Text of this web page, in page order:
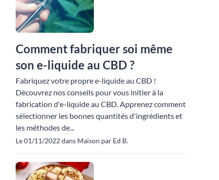
Comment fabriquer soi même
son e-liquide au CBD ?
Fabriquez votre propre e-liquide au CBD !
Découvrez nos conseils pour vous initier à la
fabrication d'e-liquide au CBD. Apprenez comment
sélectionner les bonnes quantités d'ingrédients et
les méthodes de...
Le 01/11/2022 dans Maison par Ed B.